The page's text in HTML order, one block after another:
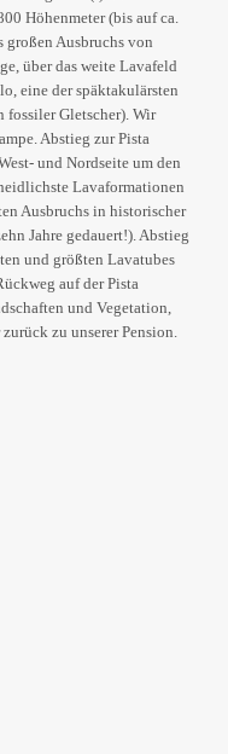
Höhenmeter (bis auf ca.
großen Ausbruchs von
über das weite Lavafeld
eine der späktakulärsten
fossiler Gletscher). Wir
Abstieg zur Pista
und Nordseite um den
Lavaformationen
Ausbruchs in historischer
Jahre gedauert!). Abstieg
und größten Lavatubes
auf der Pista
und Vegetation,
zu unserer Pension.